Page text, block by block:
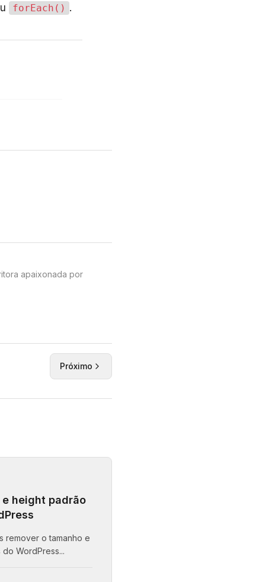
forEach() .
apaixonada por
Próximo
height padrão
remover o tamanho e
WordPress...